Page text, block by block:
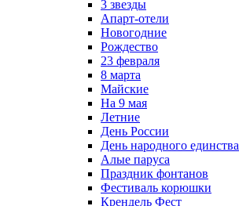
3 звезды
Апарт-отели
Новогодние
Рождество
23 февраля
8 марта
Майские
На 9 мая
Летние
День России
День народного единства
Алые паруса
Праздник фонтанов
Фестиваль корюшки
Крендель Фест